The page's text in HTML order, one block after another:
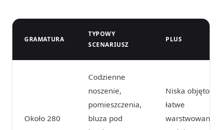
GRAMATURA
TYPOWY
SCENARIUSZ
PLUS
Około 280
Codzienne
noszenie,
pomieszczenia,
bluza pod
Niska objętość,
łatwe
warstwowanie,